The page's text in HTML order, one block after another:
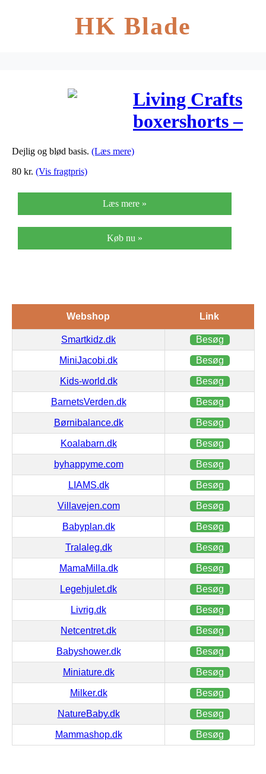
HK Blade
Living Crafts
boxershorts –
Natur
Dejlig og blød basis. (Læs mere)
80 kr. (Vis fragtpris)
Læs mere »
Køb nu »
Webshop Link
Smartkidz.dk Besøg
MiniJacobi.dk Besøg
Kids-world.dk Besøg
BarnetsVerden.dk Besøg
Børnibalance.dk Besøg
Koalabarn.dk Besøg
byhappyme.com Besøg
LIAMS.dk Besøg
Villavejen.com Besøg
Babyplan.dk Besøg
Tralaleg.dk Besøg
MamaMilla.dk Besøg
Legehjulet.dk Besøg
Livrig.dk Besøg
Netcentret.dk Besøg
Babyshower.dk Besøg
Miniature.dk Besøg
Milker.dk Besøg
NatureBaby.dk Besøg
Mammashop.dk Besøg